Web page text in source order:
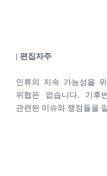
| 편집자주
인류의 지속 가능성을
위협은 없습니다. 기후
관련된 이슈와 쟁점들을